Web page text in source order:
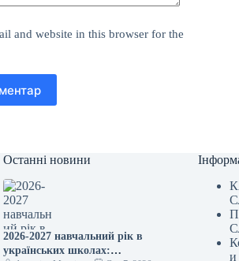
and website in this browser for the
Останні новини
2026-2027 навчальний рік в
українських школах:
и